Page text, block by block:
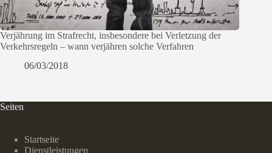
Verjährung im Strafrecht, insbesondere bei Verletzung der
Verkehrsregeln – wann verjähren solche Verfahren
06/03/2018
Seiten
Startseite
Dienstleistungen